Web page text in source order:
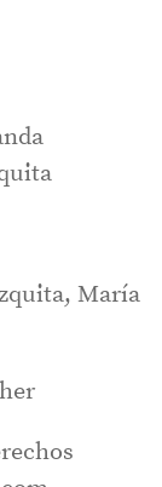
María